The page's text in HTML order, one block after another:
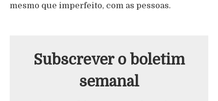
mesmo que imperfeito, com as pessoas.
Subscrever o boletim
semanal